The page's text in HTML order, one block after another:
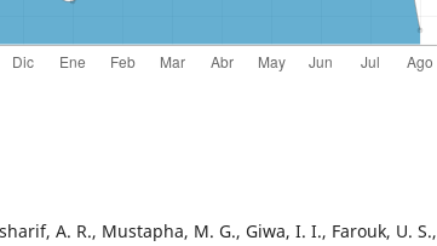
A. R., Mustapha, M. G., Giwa, I. I., Farouk, U. S.,